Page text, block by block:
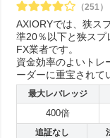
（251）
AXIORYでは、狭ス
準20％以下と狭ス
FX業者です。
資金効率のよいトレ
ーダーに重宝されて
最大レバレッジ
400倍
追証なし